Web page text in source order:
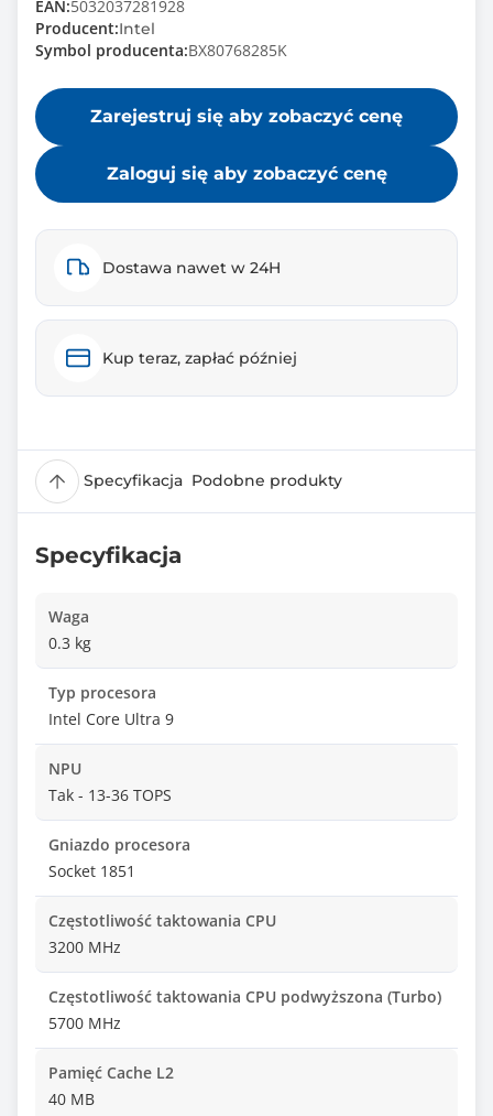
EAN:5032037281928
Producent:Intel
Symbol producenta:BX80768285K
Zarejestruj się aby zobaczyć cenę
Zaloguj się aby zobaczyć cenę
Dostawa nawet w 24H
Kup teraz, zapłać później
Specyfikacja Podobne produkty
Specyfikacja
Waga
0.3 kg
Typ procesora
Intel Core Ultra 9
NPU
Tak - 13-36 TOPS
Gniazdo procesora
Socket 1851
Częstotliwość taktowania CPU
3200 MHz
Częstotliwość taktowania CPU podwyższona (Turbo)
5700 MHz
Pamięć Cache L2
40 MB